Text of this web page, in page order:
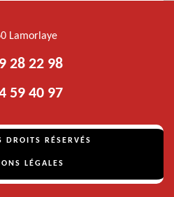
Lamorlaye
28 22 98
59 40 97
RÉSERVÉS
LÉGALES